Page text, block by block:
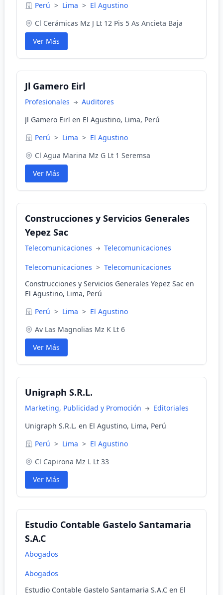
Perú > Lima > El Agustino
Cl Cerámicas Mz J Lt 12 Pis 5 As Ancieta Baja
Ver Más
Jl Gamero Eirl
Profesionales
Auditores
Jl Gamero Eirl en El Agustino, Lima, Perú
Perú > Lima > El Agustino
Cl Agua Marina Mz G Lt 1 Seremsa
Ver Más
Construcciones y Servicios Generales
Yepez Sac
Telecomunicaciones Telecomunicaciones
Telecomunicaciones > Telecomunicaciones
Construcciones y Servicios Generales Yepez Sac en
El Agustino, Lima, Perú
Perú > Lima > El Agustino
Av Las Magnolias Mz K Lt 6
Ver Más
Unigraph S.R.L.
Marketing, Publicidad y Promoción
Editoriales
Unigraph S.R.L. en El Agustino, Lima, Perú
Perú > Lima > El Agustino
Cl Capirona Mz L Lt 33
Ver Más
Estudio Contable Gastelo Santamaria
S.A.C
Abogados
Abogados
Estudio Contable Gastelo Santamaria S.A.C en El